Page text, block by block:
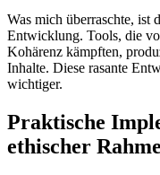
Was mich überraschte, ist
Entwicklung. Tools, die
Kohärenz kämpften,
Inhalte. Diese rasante
wichtiger.
Praktische
ethischer